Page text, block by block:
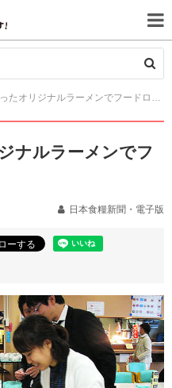
オリジナルラーメンでフードロス対策
ナルラーメンでフ
日本食糧新聞・電子版